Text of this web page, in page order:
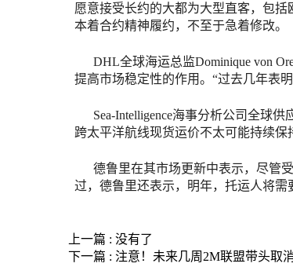
愿意接受长约的大都为大型直客，包
本着合约精神履约，不至于急着修改。
DHL全球海运总监Dominique von
提高市场稳定性的作用。“过去几年表
Sea-Intelligence海事分析公司全球供
跨太平洋航线现货运价不太可能持续保
德鲁里在其市场更新中表示，尽管受
过，德鲁里还表示，明年，托运人将需
上一篇 : 没有了
下一篇 : 注意！未来几周2M联盟带头取